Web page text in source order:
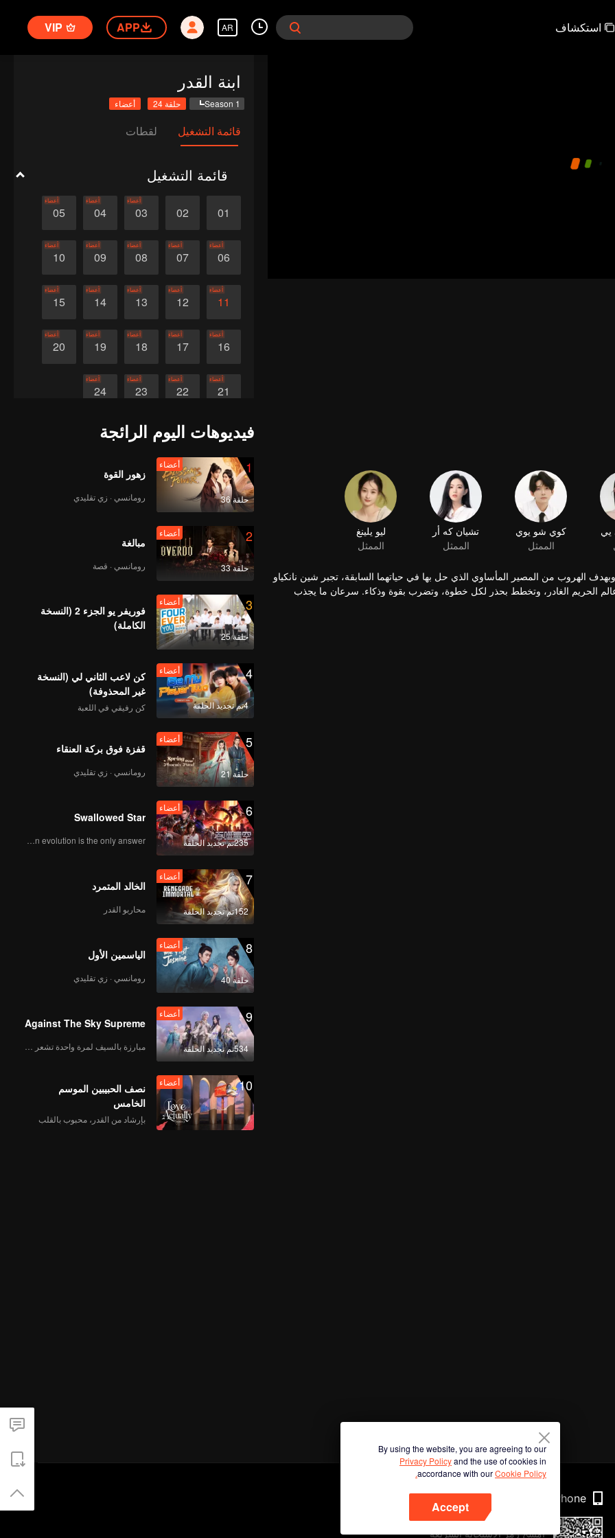
استكشاف AR
APP
VIP
ابنة القدر
Season 1 حلقة 24 أعضاء
قائمة التشغيل لقطات
قائمة التشغيل
01
02
03
أعضاء
04
أعضاء
05
أعضاء
06
أعضاء
07
أعضاء
08
أعضاء
09
أعضاء
10
أعضاء
11
أعضاء
12
أعضاء
13
أعضاء
14
أعضاء
15
أعضاء
16
أعضاء
17
أعضاء
18
أعضاء
19
أعضاء
20
أعضاء
21
أعضاء
22
أعضاء
23
أعضاء
24
أعضاء
كوي شو يوي
الممثل
تشيان كه أر
الممثل
ليو يلينغ
الممثل
الهروب من المصير المأساوي الذي حل بها في حياتهما السابقة، تجبر شين نانكياو
الحريم الغادر، وتخطط بحذر لكل خطوة، وتضرب بقوة وذكاء. سرعان ما يجذب
البلاط الإمبراطوري والقصر الداخلي، ينتقلان من الشك المتبادل إلى المودة
فيديوهات اليوم الرائجة
1
حلقة 36
أعضاء
زهور القوة
رومانسي · زي تقليدي
2
حلقة 33
أعضاء
مبالغة
رومانسي · قصة
3
حلقة 25
أعضاء
فوريفر يو الجزء 2 (النسخة
الكاملة)
4
4تم تجديد الحلقة
أعضاء
كن لاعب الثاني لي (النسخة
غير المحذوفة)
كن رفيقي في اللعبة
5
حلقة 21
أعضاء
قفزة فوق بركة العنقاء
رومانسي · زي تقليدي
6
235تم تجديد الحلقة
أعضاء
Swallowed Star
Human evolution is the only answer.
7
152تم تجديد الحلقة
أعضاء
الخالد المتمرد
محاربو القدر
8
حلقة 40
أعضاء
الياسمين الأول
رومانسي · زي تقليدي
9
534تم تجديد الحلقة
أعضاء
Against The Sky Supreme
10 أعضاء
نصف الحبيبين الموسم
الخامس
بإرشاد من القدر، محبوب بالقلب
By using the website, you are agreeing to our
Privacy Policyand the use of cookies in
accordance with ourCookie Policy.
Accept
Phone
امسح رمز الاستجابة السريعة